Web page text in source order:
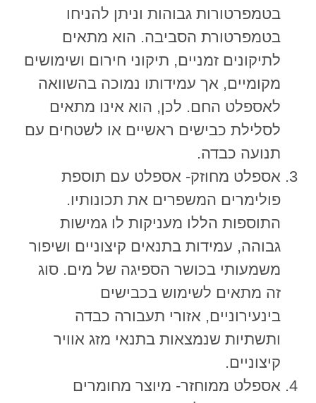
בטמפרטורות גבוהות וניתן להניחו
בטמפרטורת הסביבה. הוא מתאים
לתיקונים זמניים, תיקוני חירום ושימושים
מקומיים, אך עמידותו נמוכה בהשוואה
לאספלט החם. לכן, הוא אינו מתאים
לסלילת כבישים ראשיים או לשטחים עם
תנועה כבדה.
אספלט מחוזק- אספלט עם תוספת
פולימרים המשפרים את תכונותיו.
התוספות הללו מעניקות לו גמישות
גבוהה, עמידות בתנאים קיצוניים ושיפור
משמעותי בכושר הספיגה של מים. סוג
זה מתאים לשימוש בכבישים
בינעירוניים, אזורי תעבורה כבדה
ותשתיות שנמצאות בתנאי מזג אוויר
קיצוניים.
אספלט ממוחזר- מיוצר מחומרים